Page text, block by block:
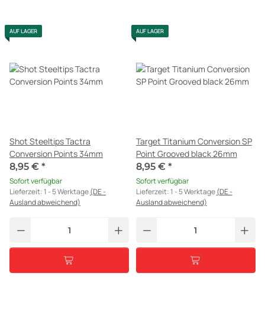
AUF LAGER
Shot Steeltips Tactra
Conversion Points 34mm
8,95 € *
Sofort verfügbar
Lieferzeit:1 - 5 Werktage(DE -
Ausland abweichend)
AUF LAGER
Target Titanium Conversion SP
Point Grooved black 26mm
8,95 € *
Sofort verfügbar
Lieferzeit:1 - 5 Werktage(DE -
Ausland abweichend)